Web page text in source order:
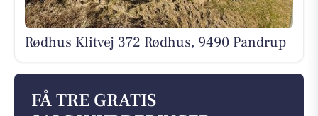
Rødhus Klitvej 372 Rødhus, 9490 Pandrup
FÅ TRE GRATIS